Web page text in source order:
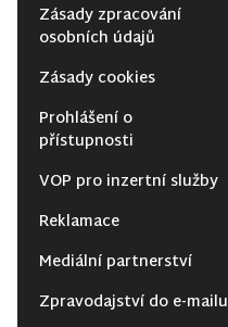
Zásady zpracování
osobních údajů
Zásady cookies
Prohlášení o
přístupnosti
VOP pro inzertní služby
Reklamace
Mediální partnerství
Zpravodajství do e-mailu